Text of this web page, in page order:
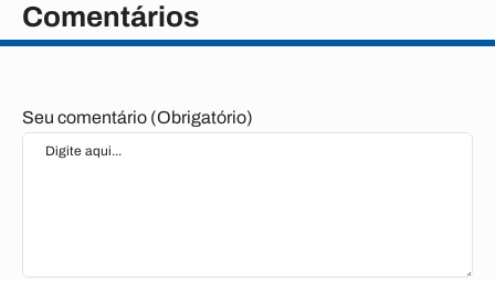
Comentários
Seu comentário (Obrigatório)